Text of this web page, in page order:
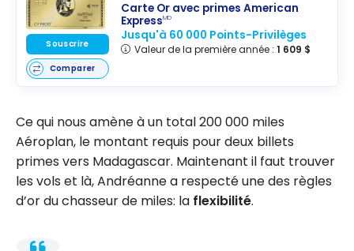
Carte Or avec primes American
ExpressMD
Jusqu'à 60 000 Points-Privilèges
Valeur de la première année : 1 609 $
Souscrire
Comparer
Ce qui nous amène à un total 200 000 miles
Aéroplan, le montant requis pour deux billets
primes vers Madagascar. Maintenant il faut trouver
les vols et là, Andréanne a respecté une des règles
d’or du chasseur de miles: la flexibilité.